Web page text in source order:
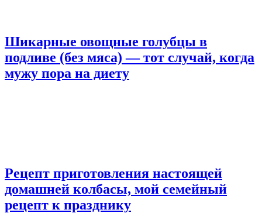
Шикарные овощные голубцы в
подливе (без мяса) — тот случай, когда
мужу пора на диету
Рецепт приготовления настоящей
домашней колбасы, мой семейный
рецепт к празднику